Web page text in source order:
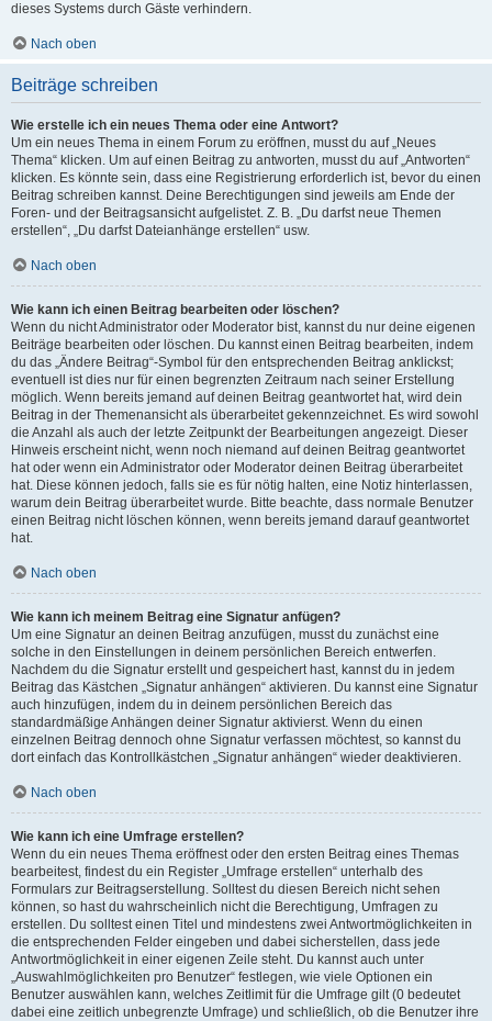
dieses Systems durch Gäste verhindern.
Nach oben
Beiträge schreiben
Wie erstelle ich ein neues Thema oder eine Antwort?
Um ein neues Thema in einem Forum zu eröffnen, musst du auf „Neues
Thema“ klicken. Um auf einen Beitrag zu antworten, musst du auf „Antworten“
klicken. Es könnte sein, dass eine Registrierung erforderlich ist, bevor du einen
Beitrag schreiben kannst. Deine Berechtigungen sind jeweils am Ende der
Foren- und der Beitragsansicht aufgelistet. Z. B. „Du darfst neue Themen
erstellen“, „Du darfst Dateianhänge erstellen“ usw.
Nach oben
Wie kann ich einen Beitrag bearbeiten oder löschen?
Wenn du nicht Administrator oder Moderator bist, kannst du nur deine eigenen
Beiträge bearbeiten oder löschen. Du kannst einen Beitrag bearbeiten, indem
du das „Ändere Beitrag“-Symbol für den entsprechenden Beitrag anklickst;
eventuell ist dies nur für einen begrenzten Zeitraum nach seiner Erstellung
möglich. Wenn bereits jemand auf deinen Beitrag geantwortet hat, wird dein
Beitrag in der Themenansicht als überarbeitet gekennzeichnet. Es wird sowohl
die Anzahl als auch der letzte Zeitpunkt der Bearbeitungen angezeigt. Dieser
Hinweis erscheint nicht, wenn noch niemand auf deinen Beitrag geantwortet
hat oder wenn ein Administrator oder Moderator deinen Beitrag überarbeitet
hat. Diese können jedoch, falls sie es für nötig halten, eine Notiz hinterlassen,
warum dein Beitrag überarbeitet wurde. Bitte beachte, dass normale Benutzer
einen Beitrag nicht löschen können, wenn bereits jemand darauf geantwortet
hat.
Nach oben
Wie kann ich meinem Beitrag eine Signatur anfügen?
Um eine Signatur an deinen Beitrag anzufügen, musst du zunächst eine
solche in den Einstellungen in deinem persönlichen Bereich entwerfen.
Nachdem du die Signatur erstellt und gespeichert hast, kannst du in jedem
Beitrag das Kästchen „Signatur anhängen“ aktivieren. Du kannst eine Signatur
auch hinzufügen, indem du in deinem persönlichen Bereich das
standardmäßige Anhängen deiner Signatur aktivierst. Wenn du einen
einzelnen Beitrag dennoch ohne Signatur verfassen möchtest, so kannst du
dort einfach das Kontrollkästchen „Signatur anhängen“ wieder deaktivieren.
Nach oben
Wie kann ich eine Umfrage erstellen?
Wenn du ein neues Thema eröffnest oder den ersten Beitrag eines Themas
bearbeitest, findest du ein Register „Umfrage erstellen“ unterhalb des
Formulars zur Beitragserstellung. Solltest du diesen Bereich nicht sehen
können, so hast du wahrscheinlich nicht die Berechtigung, Umfragen zu
erstellen. Du solltest einen Titel und mindestens zwei Antwortmöglichkeiten in
die entsprechenden Felder eingeben und dabei sicherstellen, dass jede
Antwortmöglichkeit in einer eigenen Zeile steht. Du kannst auch unter
„Auswahlmöglichkeiten pro Benutzer“ festlegen, wie viele Optionen ein
Benutzer auswählen kann, welches Zeitlimit für die Umfrage gilt (0 bedeutet
dabei eine zeitlich unbegrenzte Umfrage) und schließlich, ob die Benutzer ihre